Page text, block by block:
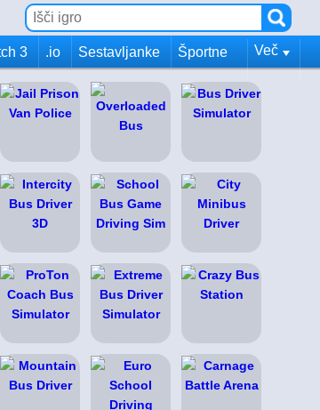
3 .io Sestavljanke Športne Več